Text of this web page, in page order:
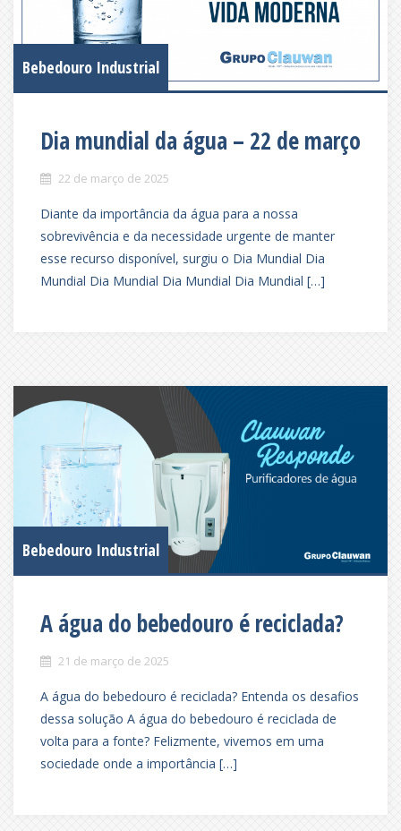
Bebedouro Industrial
Dia mundial da água – 22 de março
22 de março de 2025
Diante da importância da água para a nossa
sobrevivência e da necessidade urgente de manter
esse recurso disponível, surgiu o Dia Mundial Dia
Mundial Dia Mundial Dia Mundial Dia Mundial […]
Bebedouro Industrial
A água do bebedouro é reciclada?
21 de março de 2025
A água do bebedouro é reciclada? Entenda os desafios
dessa solução A água do bebedouro é reciclada de
volta para a fonte? Felizmente, vivemos em uma
sociedade onde a importância […]